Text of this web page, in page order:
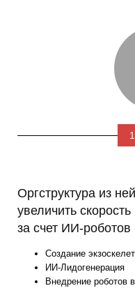
Оргструктура из
увеличить
за счет ИИ-роботов
Создание
ИИ-Лидогенерация
Внедрение роботов